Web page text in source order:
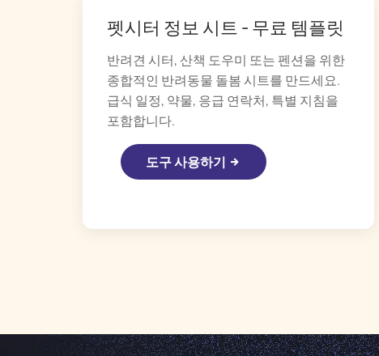
펫시터 정보 시트 - 무료 템플릿
반려견 시터, 산책 도우미 또는 펜션을 위한
종합적인 반려동물 돌봄 시트를 만드세요.
급식 일정, 약물, 응급 연락처, 특별 지침을
포함합니다.
도구 사용하기